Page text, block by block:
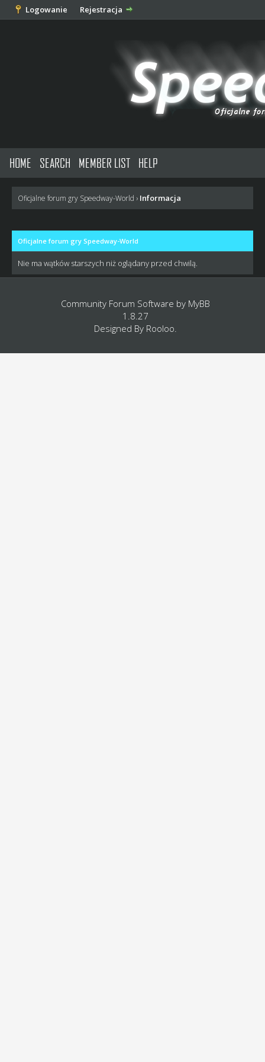
Logowanie Rejestracja
HOME SEARCH MEMBER LIST HELP
Oficjalne forum gry Speedway-World › Informacja
Oficjalne forum gry Speedway-World
Nie ma wątków starszych niż oglądany przed chwilą.
Community Forum Software by MyBB
1.8.27
Designed By Rooloo.